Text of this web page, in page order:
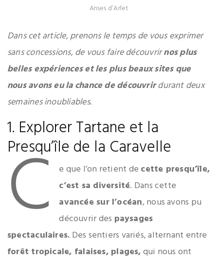
Anses d’Arlet
Dans cet article, prenons le temps de vous exprimer
sans concessions, de vous faire découvrirnos plus
belles expériences et les plus beaux sites que
nous avons eu la chance de découvrirdurant deux
semaines inoubliables.
1. Explorer Tartane et la
Presqu’île de la Caravelle
C e que l’on retient de cette presqu’île,
c’est sa diversité. Dans cette
avancée sur l’océan, nous avons pu
découvrir des paysages
spectaculaires. Des sentiers variés, alternant entre
forêt tropicale, falaises, plages,qui nous ont